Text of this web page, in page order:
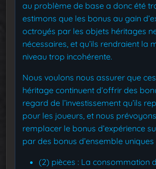
au problème de base a donc été
estimons que les bonus au gain
octroyés par les objets héritages
nécessaires, et qu’ils rendraient la
niveau trop incohérente.
Nous voulons nous assurer que
héritage continuent d’offrir des
regard de l’investissement qu’ils
pour les joueurs, et nous
remplacer le bonus d’expérience
par des bonus d’ensemble uniques
(2) pièces : La consommation